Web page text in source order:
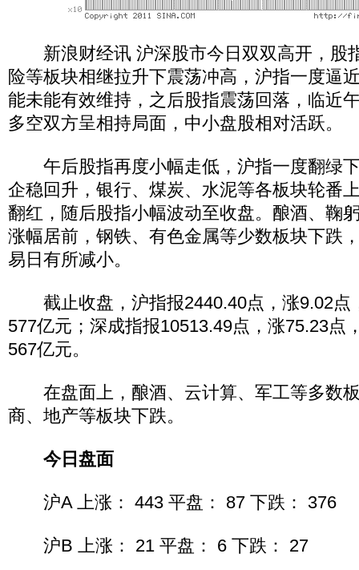
新浪财经讯 沪深股市今日双双高开，股
险等板块相继拉升下震荡冲高，沪指一度逼
能未能有效维持，之后股指震荡回落，临近
多空双方呈相持局面，中小盘股相对活跃。
午后股指再度小幅走低，沪指一度翻绿
企稳回升，银行、煤炭、水泥等各板块轮番
翻红，随后股指小幅波动至收盘。酿酒、鞠
涨幅居前，钢铁、有色金属等少数板块下跌
易日有所减小。
截止收盘，沪指报2440.40点，涨9.02点
577亿元；深成指报10513.49点，涨75.23点
567亿元。
在盘面上，酿酒、云计算、军工等多数
商、地产等板块下跌。
今日盘面
沪A 上涨： 443 平盘： 87 下跌： 376
沪B 上涨： 21 平盘： 6 下跌： 27